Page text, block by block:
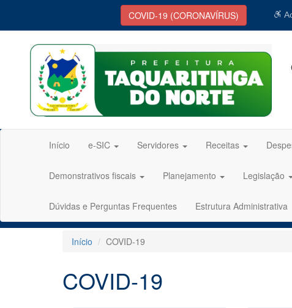
COVID-19 (CORONAVÍRUS)
Início e-SIC Servidores Receitas
Demonstrativos fiscais Planejamento Legislação
Dúvidas e Perguntas Frequentes Estrutura Administrativa
Início COVID-19
COVID-19